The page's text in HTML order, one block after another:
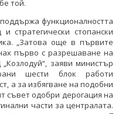
той.
функционалността
стратегически стопански
„Затова още в първите
първо с разрешаване на
заяви министър
шести блок работи
а за избягване на подобни
съвет одобри дерогация на
части за централата.